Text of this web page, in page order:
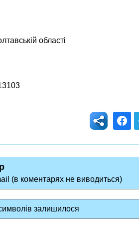
області
(в коментарях не виводиться)
залишилося